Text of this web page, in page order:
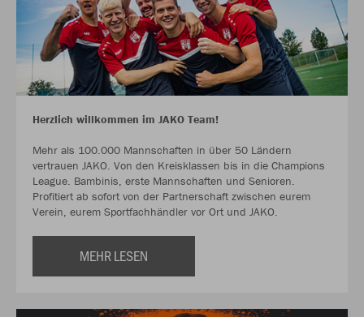
Herzlich willkommen im JAKO Team!
Mehr als 100.000 Mannschaften in über 50 Ländern
vertrauen JAKO. Von den Kreisklassen bis in die Champions
League. Bambinis, erste Mannschaften und Senioren.
Profitiert ab sofort von der Partnerschaft zwischen eurem
Verein, eurem Sportfachhändler vor Ort und JAKO.
MEHR LESEN